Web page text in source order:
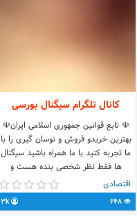
کانال تلگرام سیگنال بورسی
☫ تابع قوانین جمهوری اسلامی ایران☫
بهترین خریدو فروش و نوسان گیری را با
ما تجربه کنید با ما همراه باشید سیگنال
ها فقط نظر شخصی بنده هست و
مسئولیت خرید و فروش به عهده خود
شخص میباشد... ⭕️⭕️⭕️
اقتصادی
648
3k